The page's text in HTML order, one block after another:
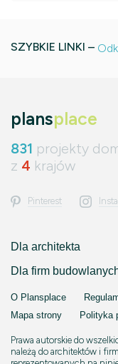
SZYBKIE LINKI –
plansplace
831 projekty
z 4 krajów
Pinterest
Dla architekta
Dla firm
O Plansplace
Mapa strony
Polityka
Prawa autorskie do
należą do architektów i